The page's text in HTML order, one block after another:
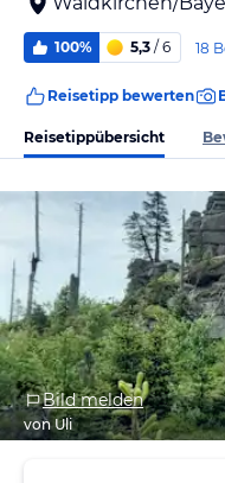
100% 5,3 / 6 18
Reisetipp bewerten
Reisetippübersicht
Bild melden
von Uli